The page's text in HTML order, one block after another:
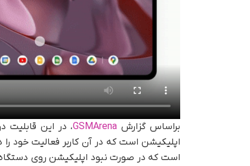
براساس گزارش GSMArena، در این
اپلیکیشن است که در آن کاربر فعالیت خود
است که در صورت نبود اپلیکیشن روی